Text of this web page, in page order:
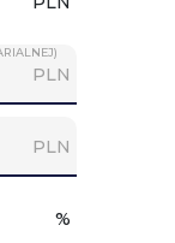
PLN
PLN
%